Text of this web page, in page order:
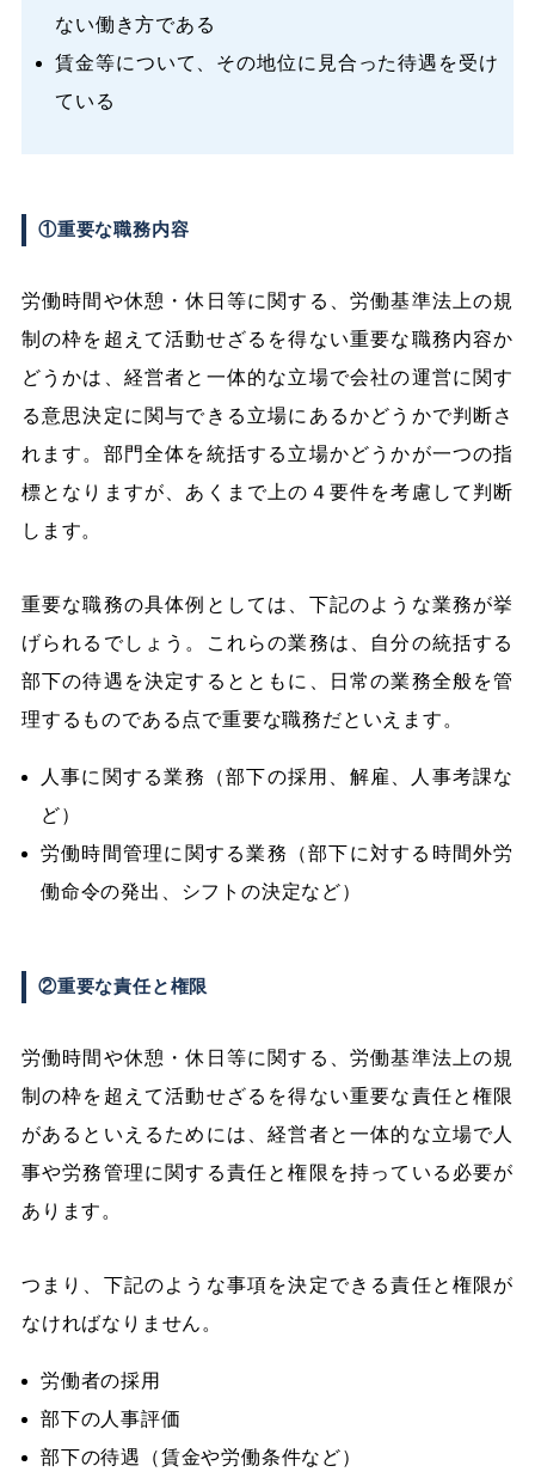
ない働き方である
賃金等について、その地位に見合った待遇を受け
ている
①重要な職務内容
労働時間や休憩・休日等に関する、労働基準法上の規
制の枠を超えて活動せざるを得ない重要な職務内容か
どうかは、経営者と一体的な立場で会社の運営に関す
る意思決定に関与できる立場にあるかどうかで判断さ
れます。部門全体を統括する立場かどうかが一つの指
標となりますが、あくまで上の４要件を考慮して判断
します。
重要な職務の具体例としては、下記のような業務が挙
げられるでしょう。これらの業務は、自分の統括する
部下の待遇を決定するとともに、日常の業務全般を管
理するものである点で重要な職務だといえます。
人事に関する業務（部下の採用、解雇、人事考課な
ど）
労働時間管理に関する業務（部下に対する時間外労
働命令の発出、シフトの決定など）
②重要な責任と権限
労働時間や休憩・休日等に関する、労働基準法上の規
制の枠を超えて活動せざるを得ない重要な責任と権限
があるといえるためには、経営者と一体的な立場で人
事や労務管理に関する責任と権限を持っている必要が
あります。
つまり、下記のような事項を決定できる責任と権限が
なければなりません。
労働者の採用
部下の人事評価
部下の待遇（賃金や労働条件など）